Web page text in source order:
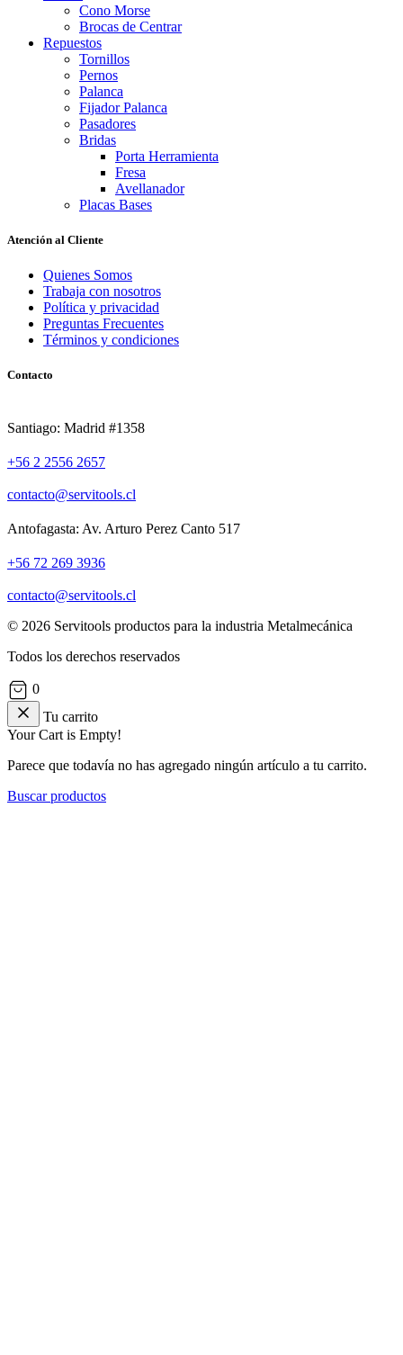
Cono Morse
Brocas de Centrar
Repuestos
Tornillos
Pernos
Palanca
Fijador Palanca
Pasadores
Bridas
Porta Herramienta
Fresa
Avellanador
Placas Bases
Atención al Cliente
Quienes Somos
Trabaja con nosotros
Política y privacidad
Preguntas Frecuentes
Términos y condiciones
Contacto
Santiago: Madrid #1358
+56 2 2556 2657
contacto@servitools.cl
Antofagasta: Av. Arturo Perez Canto 517
+56 72 269 3936
contacto@servitools.cl
© 2026 Servitools productos para la industria Metalmecánica
Todos los derechos reservados
0
Tu carrito
Your Cart is Empty!
Parece que todavía no has agregado ningún artículo a tu carrito.
Buscar productos